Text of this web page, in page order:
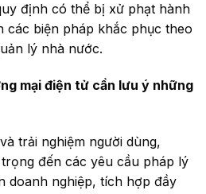
định có thể bị xử phạt hành
các biện pháp khắc phục theo
lý nhà nước.
mại điện tử cần lưu ý những
trải nghiệm người dùng,
đến các yêu cầu pháp lý
doanh nghiệp, tích hợp đầy